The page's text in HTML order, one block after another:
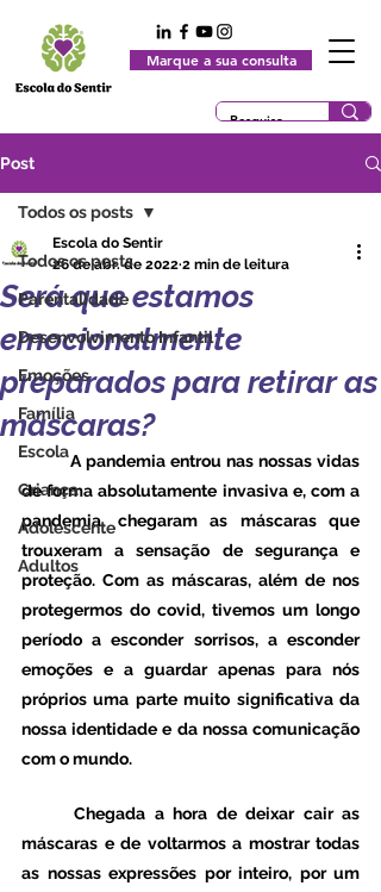
Marque a sua consulta
Post
Todos os posts
Parentalidade
Desenvolvimento Infantil
Emoções
Família
Escola
Criança
Adolescente
Adultos
Todos os posts
Será que estamos
emocionalmente
preparados para retirar as
máscaras?
Escola do Sentir
26 de abr. de 2022 2 min de leitura
	A pandemia entrou nas nossas vidas
de forma absolutamente invasiva e, com a
pandemia, chegaram as máscaras que
trouxeram a sensação de segurança e
proteção. Com as máscaras, além de nos
protegermos do covid, tivemos um longo
período a esconder sorrisos, a esconder
emoções e a guardar apenas para nós
próprios uma parte muito significativa da
nossa identidade e da nossa comunicação
com o mundo.
	Chegada a hora de deixar cair as
máscaras e de voltarmos a mostrar todas
as nossas expressões por inteiro, por um